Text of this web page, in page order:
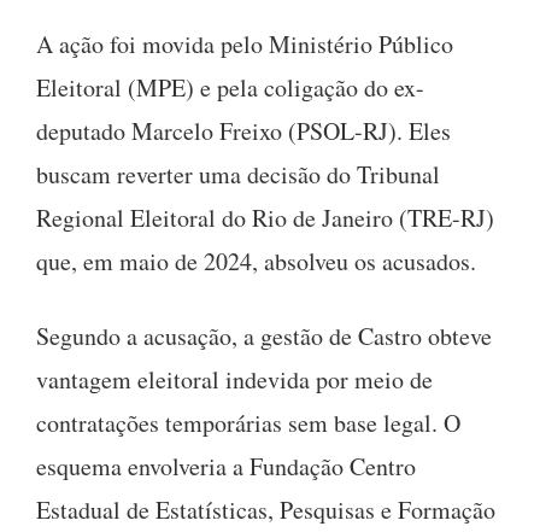
A ação foi movida pelo Ministério Público
Eleitoral (MPE) e pela coligação do ex-
deputado Marcelo Freixo (PSOL-RJ). Eles
buscam reverter uma decisão do Tribunal
Regional Eleitoral do Rio de Janeiro (TRE-RJ)
que, em maio de 2024, absolveu os acusados.
Segundo a acusação, a gestão de Castro obteve
vantagem eleitoral indevida por meio de
contratações temporárias sem base legal. O
esquema envolveria a Fundação Centro
Estadual de Estatísticas, Pesquisas e Formação